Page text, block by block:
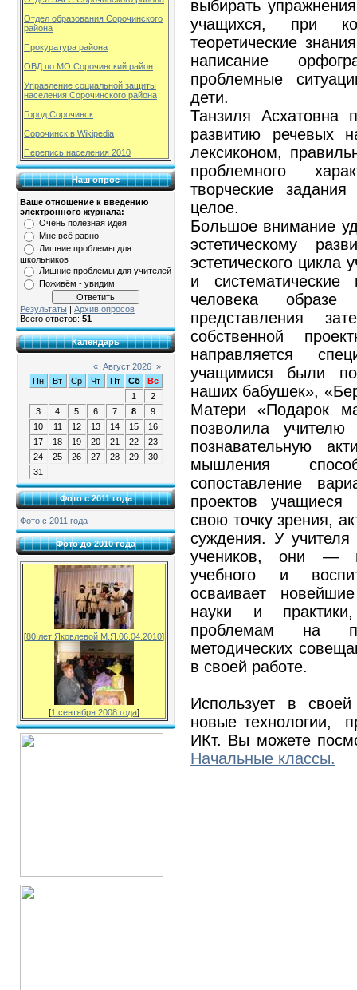
Отдел образования Сорочинского
района
Прокуратура района
ОВД по МО Сорочинский район
Управление социальной защиты
населения Сорочинского района
Город Сорочинск
Сорочинск в Wikipedia
Перепись населения 2010
Наш опрос
Ваше отношение к введению
электронного журнала:
Очень полезная идея
Мне всё равно
Лишние проблемы для
школьников
Лишние проблемы для учителей
Поживём - увидим
Результаты
Архив опросов
Всего ответов: 51
Календарь
« Август 2026 »
Пн
Вт Ср Чт Пт Сб
Вс
1
2
3
4 5 6 7 8
9
10
11 12 13 14 15
16
17
18 19 20 21 22
23
24
25 26 27 28 29
30
31
Фото с 2011 года
Фото с 2011 года
Фото до 2010 года
[80 лет Яковлевой М.Я.06.04.2010]
[1 сентября 2008 года]
выбирать
учащихся, при
теоретические
написание
проблемные
дети.
Танзиля Асхатовна
развитию речевых
лексиконом,
проблемного
творческие
целое.
Большое внимание
эстетическому
эстетического цикла
и систематические
человека
представления
собственной
направляется
учащимися были
наших бабушек»,
Матери «Подарок
позволила
познавательную
мышления
сопоставление
проектов учащиеся
свою точку зрения,
суждения. У учителя
учеников, они —
учебного и
осваивает
науки и
проблемам на
методических
в своей работе.
Использует в
новые технологии,
ИКт. Вы можете
Начальные классы.